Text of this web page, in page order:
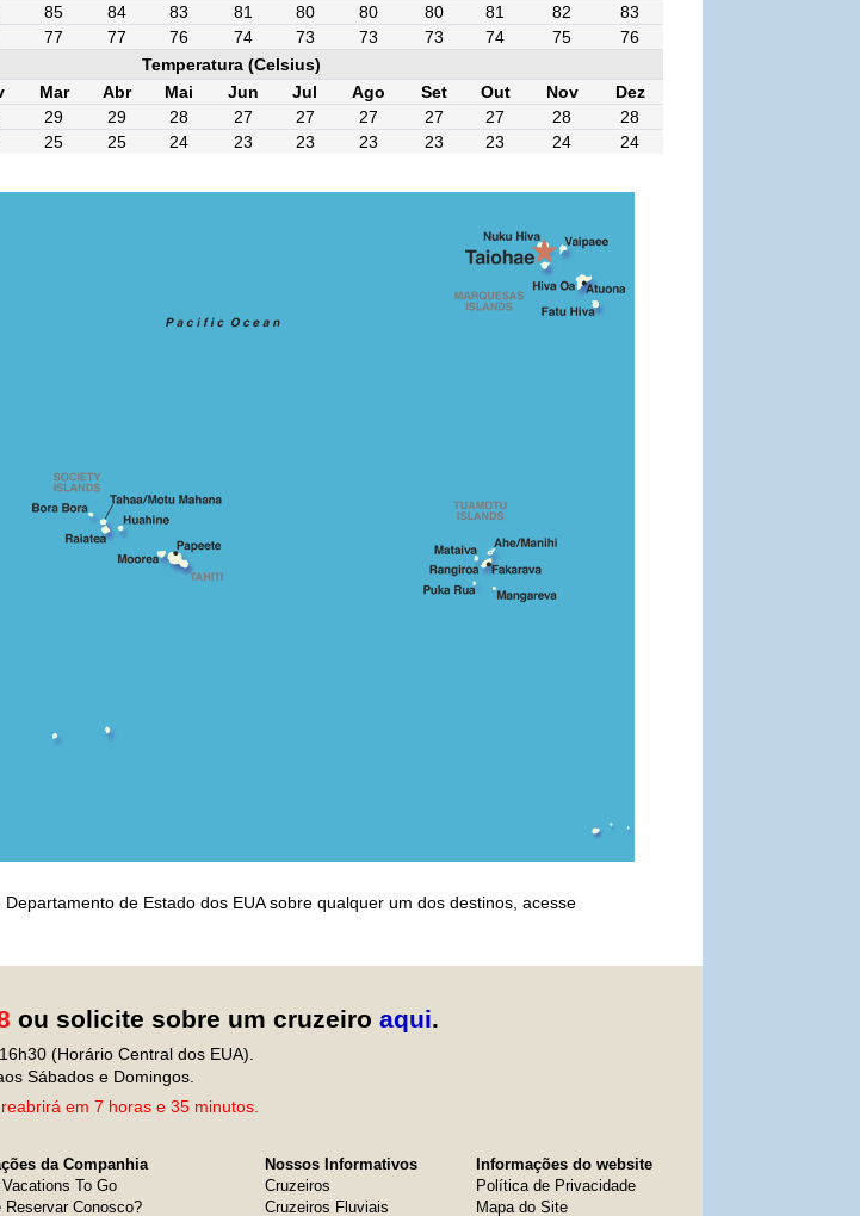
85 84 83 81 80 80 80 81 82
83
77 77 76 74 73 73 73 74 75
76
Temperatura (Celsius)
Mar Abr Mai Jun Jul Ago Set Out Nov
Dez
29 29 28 27 27 27 27 27 28
28
25 25 24 23 23 23 23 23 24 24
de Estado dos EUA sobre qualquer um dos destinos, acesse
ou solicite sobre um cruzeiro aqui.
(Horário Central dos EUA).
Sábados e Domingos.
em 7 horas e 35 minutos.
da Companhia
To Go
Reservar Conosco?
Nossos Informativos
Cruzeiros
Cruzeiros Fluviais
Informações do website
Política de Privacidade
Mapa do Site